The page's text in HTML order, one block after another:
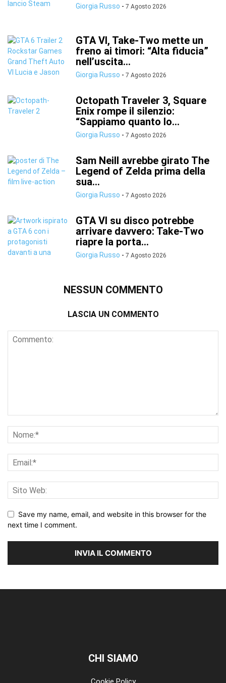
Giorgia Russo - 7 Agosto 2026
GTA VI, Take-Two mette un
freno ai timori: “Alta fiducia”
nell’uscita...
Giorgia Russo - 7 Agosto 2026
Octopath Traveler 3, Square
Enix rompe il silenzio:
“Sappiamo quanto lo...
Giorgia Russo - 7 Agosto 2026
Sam Neill avrebbe girato The
Legend of Zelda prima della
sua...
Giorgia Russo - 7 Agosto 2026
GTA VI su disco potrebbe
arrivare davvero: Take-Two
riapre la porta...
Giorgia Russo - 7 Agosto 2026
NESSUN COMMENTO
LASCIA UN COMMENTO
Save my name, email, and website in this browser for the
next time I comment.
CHI SIAMO